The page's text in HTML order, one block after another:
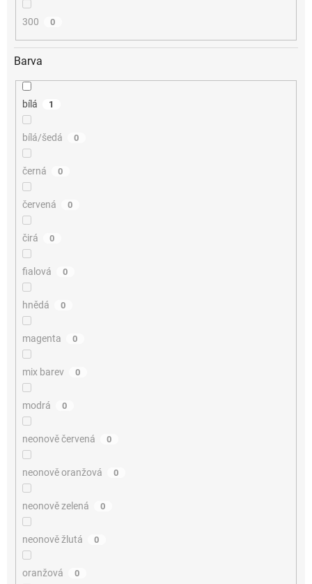
300 0
Barva
bílá 1
bílá/šedá 0
černá 0
červená 0
čirá 0
fialová 0
hnědá 0
magenta 0
mix barev 0
modrá 0
neonově červená 0
neonově oranžová 0
neonově zelená 0
neonově žlutá 0
oranžová 0